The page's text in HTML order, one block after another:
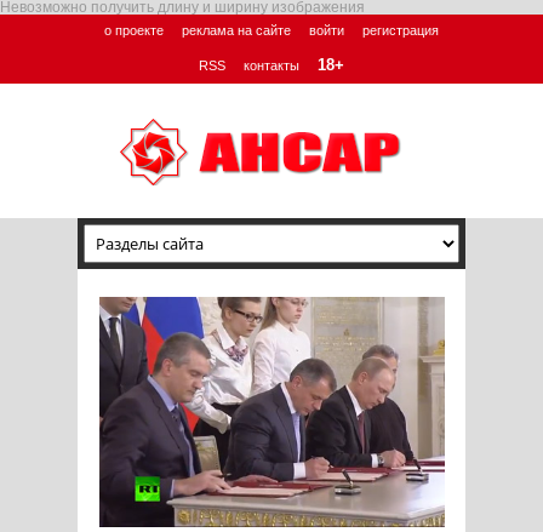
Невозможно получить длину и ширину изображения
о проекте реклама на сайте войти регистрация
RSS контакты 18+